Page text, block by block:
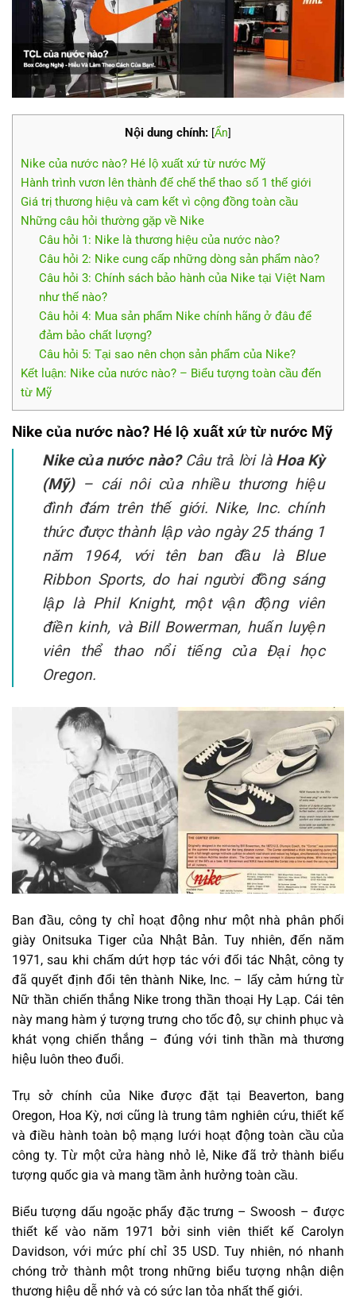
Nội dung chính: [Ẩn]
Nike của nước nào? Hé lộ xuất xứ từ nước Mỹ
Hành trình vươn lên thành đế chế thể thao số 1 thế giới
Giá trị thương hiệu và cam kết vì cộng đồng toàn cầu
Những câu hỏi thường gặp về Nike
Câu hỏi 1: Nike là thương hiệu của nước nào?
Câu hỏi 2: Nike cung cấp những dòng sản phẩm nào?
Câu hỏi 3: Chính sách bảo hành của Nike tại Việt Nam
như thế nào?
Câu hỏi 4: Mua sản phẩm Nike chính hãng ở đâu để
đảm bảo chất lượng?
Câu hỏi 5: Tại sao nên chọn sản phẩm của Nike?
Kết luận: Nike của nước nào? – Biểu tượng toàn cầu đến
từ Mỹ
Nike của nước nào? Hé lộ xuất xứ từ nước Mỹ
Nike của nước nào?Câu trả lời là Hoa Kỳ
(Mỹ)– cái nôi của nhiều thương hiệu
đình đám trên thế giới. Nike, Inc. chính
thức được thành lập vào ngày 25 tháng 1
năm 1964, với tên ban đầu là Blue
Ribbon Sports, do hai người đồng sáng
lập là Phil Knight, một vận động viên
điền kinh, và Bill Bowerman, huấn luyện
viên thể thao nổi tiếng của Đại học
Oregon.
Ban đầu, công ty chỉ hoạt động như một nhà phân phối
giày Onitsuka Tiger của Nhật Bản. Tuy nhiên, đến năm
1971, sau khi chấm dứt hợp tác với đối tác Nhật, công ty
đã quyết định đổi tên thành Nike, Inc. – lấy cảm hứng từ
Nữ thần chiến thắng Nike trong thần thoại Hy Lạp. Cái tên
này mang hàm ý tượng trưng cho tốc độ, sự chinh phục và
khát vọng chiến thắng – đúng với tinh thần mà thương
hiệu luôn theo đuổi.
Trụ sở chính của Nike được đặt tại Beaverton, bang
Oregon, Hoa Kỳ, nơi cũng là trung tâm nghiên cứu, thiết kế
và điều hành toàn bộ mạng lưới hoạt động toàn cầu của
công ty. Từ một cửa hàng nhỏ lẻ, Nike đã trở thành biểu
tượng quốc gia và mang tầm ảnh hưởng toàn cầu.
Biểu tượng dấu ngoặc phẩy đặc trưng – Swoosh – được
thiết kế vào năm 1971 bởi sinh viên thiết kế Carolyn
Davidson, với mức phí chỉ 35 USD. Tuy nhiên, nó nhanh
chóng trở thành một trong những biểu tượng nhận diện
thương hiệu dễ nhớ và có sức lan tỏa nhất thế giới.